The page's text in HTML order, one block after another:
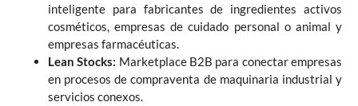
inteligente para fabricantes de ingredientes activos
cosméticos, empresas de cuidado personal o animal y
empresas farmacéuticas.
Lean Stocks: Marketplace B2B para conectar empresas
en procesos de compraventa de maquinaria industrial y
servicios conexos.